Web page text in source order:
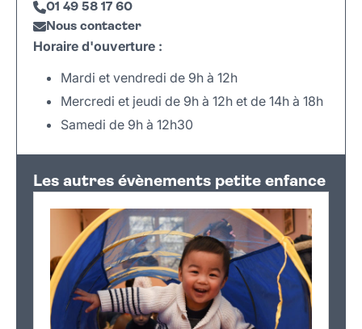
01 49 58 17 60
Nous contacter
Horaire d'ouverture :
Mardi et vendredi de 9h à 12h
Mercredi et jeudi de 9h à 12h et de 14h à 18h
Samedi de 9h à 12h30
+
−
Les autres évènements petite enfance